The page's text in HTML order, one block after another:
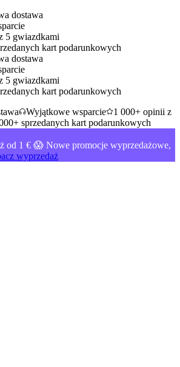
dostawa
5 gwiazdkami
kart podarunkowych
dostawa
5 gwiazdkami
kart podarunkowych
Wyjątkowe wsparcie
1 000+ opinii z
sprzedanych kart podarunkowych
od 1 € 😱 Nowe promocje wyprzedażowe,
wyprzedaż